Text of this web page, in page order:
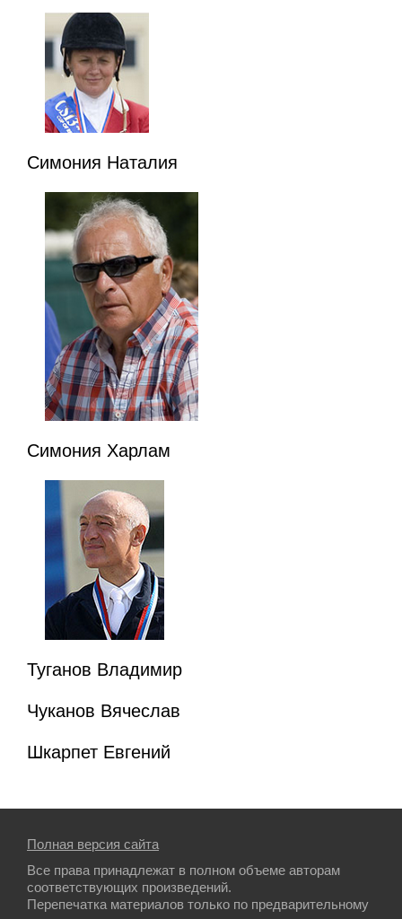
Симония Наталия
Симония Харлам
Туганов Владимир
Чуканов Вячеслав
Шкарпет Евгений
Полная версия сайта
Все права принадлежат в полном объеме авторам
соответствующих произведений.
Перепечатка материалов только по предварительному